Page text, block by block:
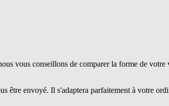
vous conseillons de comparer la forme de
être envoyé. Il s'adaptera parfaitement à votre